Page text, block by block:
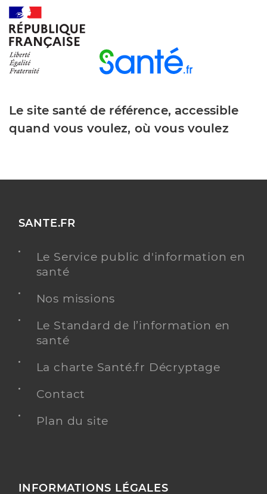
Le site santé de référence, accessible
quand vous voulez, où vous voulez
SANTE.FR
Le Service public d'information en
santé
Nos missions
Le Standard de l’information en
santé
La charte Santé.fr Décryptage
Contact
Plan du site
INFORMATIONS LÉGALES